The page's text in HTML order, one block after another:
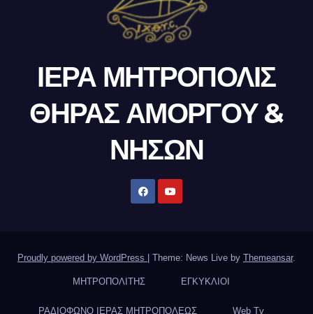
ΙΕΡΑ ΜΗΤΡΟΠΟΛΙΣ
ΘΗΡΑΣ ΑΜΟΡΓΟΥ &
ΝΗΣΩΝ
Proudly powered by WordPress Theme: News Live by Themeansar.
ΜΗΤΡΟΠΟΛΙΤΗΣ ΕΓΚΥΚΛΙΟΙ
ΡΑΔΙΟΦΩΝΟ ΙΕΡΑΣ ΜΗΤΡΟΠΟΛΕΩΣ Web Tv